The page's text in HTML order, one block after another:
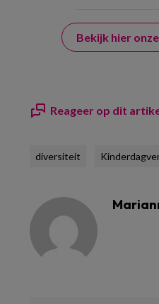
Bekijk hier
Reageer op dit
diversiteit